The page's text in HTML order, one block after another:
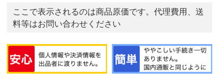
ここで表示されるのは商品原価です。代理費用、送
料等はお問い合わせください